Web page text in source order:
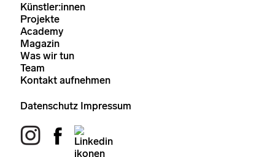
Künstler:innen
Projekte
Academy
Magazin
Was wir tun
Team
Kontakt aufnehmen
Datenschutz Impressum